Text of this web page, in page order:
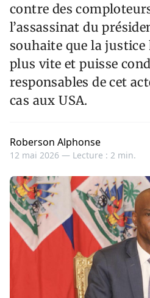
contre des
l’assassinat du
souhaite que la justice
plus vite et puisse
responsables de cet
cas aux USA.
Roberson Alphonse
12 mai 2026 — Lecture : 2 min.